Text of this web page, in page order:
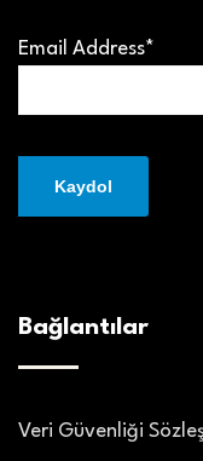
Email Address*
Bağlantılar
Veri Güvenliği